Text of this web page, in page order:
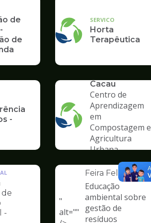
de
de
SERVICO
Horta
Terapêutica
-
Cacau
Centro de
Aprendizagem
em
Compostagem e
Agricultura
Urbana
-
"
alt=""
Ilustração
da
INSTITUCIONAL
Feira Feliz
Educação
ambiental sobre
gestão de
resíduos